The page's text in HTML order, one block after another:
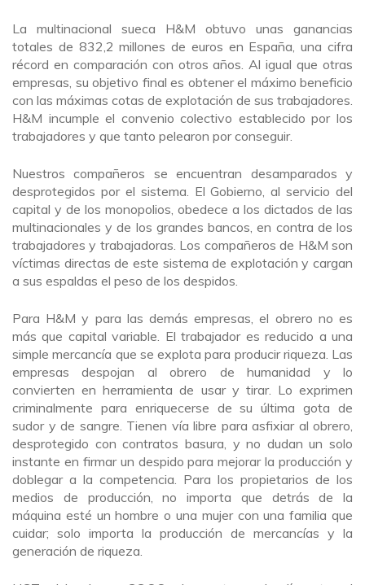
La multinacional sueca H&M obtuvo unas ganancias
totales de 832,2 millones de euros en España, una cifra
récord en comparación con otros años. Al igual que otras
empresas, su objetivo final es obtener el máximo beneficio
con las máximas cotas de explotación de sus trabajadores.
H&M incumple el convenio colectivo establecido por los
trabajadores y que tanto pelearon por conseguir.
Nuestros compañeros se encuentran desamparados y
desprotegidos por el sistema. El Gobierno, al servicio del
capital y de los monopolios, obedece a los dictados de las
multinacionales y de los grandes bancos, en contra de los
trabajadores y trabajadoras. Los compañeros de H&M son
víctimas directas de este sistema de explotación y cargan
a sus espaldas el peso de los despidos.
Para H&M y para las demás empresas, el obrero no es
más que capital variable. El trabajador es reducido a una
simple mercancía que se explota para producir riqueza. Las
empresas despojan al obrero de humanidad y lo
convierten en herramienta de usar y tirar. Lo exprimen
criminalmente para enriquecerse de su última gota de
sudor y de sangre. Tienen vía libre para asfixiar al obrero,
desprotegido con contratos basura, y no dudan un solo
instante en firmar un despido para mejorar la producción y
doblegar a la competencia. Para los propietarios de los
medios de producción, no importa que detrás de la
máquina esté un hombre o una mujer con una familia que
cuidar; solo importa la producción de mercancías y la
generación de riqueza.